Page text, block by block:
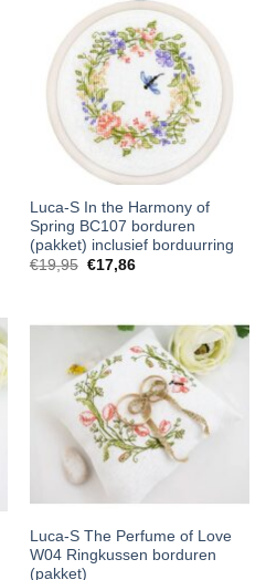
Luca-S In the Harmony of
Spring BC107 borduren
(pakket) inclusief borduurring
€19,95 €17,86
Luca-S The Perfume of Love
W04 Ringkussen borduren
(pakket)